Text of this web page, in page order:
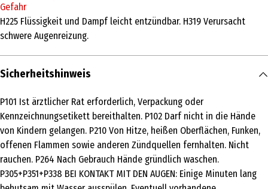
Duftnote
blumig
Duftwirkung
frisch
Inhaltsstoffe
-
Lagerhinweis
Vor Sonne und Wärme schützen.
Basisnote
Gefahr
H225 Flüssigkeit und Dampf leicht entzündbar. H319 Verursacht
schwere Augenreizung.
Sicherheitshinweis
P101 Ist ärztlicher Rat erforderlich, Verpackung oder
Kennzeichnungsetikett bereithalten. P102 Darf nicht in die Hände
von Kindern gelangen. P210 Von Hitze, heißen Oberflächen, Funken,
offenen Flammen sowie anderen Zündquellen fernhalten. Nicht
rauchen. P264 Nach Gebrauch Hände gründlich waschen.
P305+P351+P338 BEI KONTAKT MIT DEN AUGEN: Einige Minuten lang